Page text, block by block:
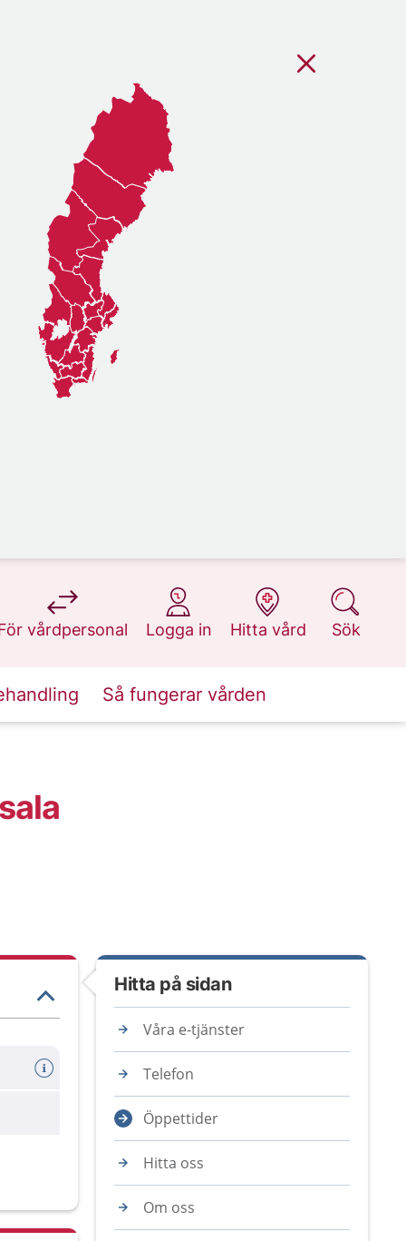
vårdpersonal
på 1177.se
Logga in
på 1177.se
Hitta vård
på 1177.se
Sök
på 1177.se
Så fungerar vården
Hitta på sidan
Våra e-tjänster
Telefon
Öppettider
Hitta oss
Om oss